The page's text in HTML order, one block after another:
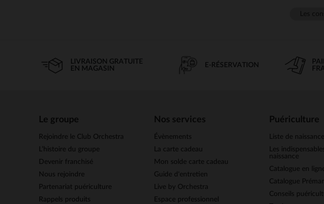
LIVRAISON GRATUITE
EN MAGASIN
E-RÉSERVATION
Le groupe
Rejoindre le Club Orchestra
L’histoire du groupe
Devenir franchisé
Nous rejoindre
Partenariat puériculture
Rappels produits
Nos services
Évènements
La carte cadeau
Mon solde carte cadeau
Guide d'entretien
Live by Orchestra
Espace professionnel
Puériculture
Liste de naissance
Les
naissance
Catalogue en ligne
Catalogue
Conseils